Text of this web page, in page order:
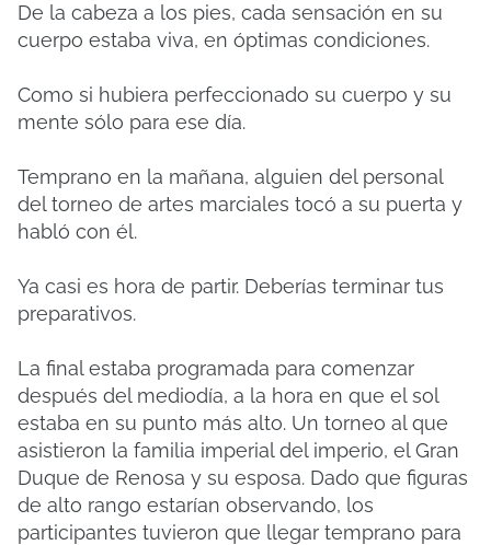
De la cabeza a los pies, cada sensación en su
cuerpo estaba viva, en óptimas condiciones.
Como si hubiera perfeccionado su cuerpo y su
mente sólo para ese día.
Temprano en la mañana, alguien del personal
del torneo de artes marciales tocó a su puerta y
habló con él.
Ya casi es hora de partir. Deberías terminar tus
preparativos.
La final estaba programada para comenzar
después del mediodía, a la hora en que el sol
estaba en su punto más alto. Un torneo al que
asistieron la familia imperial del imperio, el Gran
Duque de Renosa y su esposa. Dado que figuras
de alto rango estarían observando, los
participantes tuvieron que llegar temprano para